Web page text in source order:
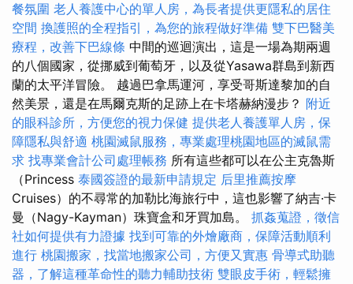
餐氛圍 老人養護中心的單人房，為長者提供更隱私的居住
空間 換護照的全程指引，為您的旅程做好準備 雙下巴醫美
療程，改善下巴線條 中間的巡迴演出，這是一場為期兩週
的八個國家，從挪威到葡萄牙，以及從Yasawa群島到新西
蘭的太平洋冒險。 越過巴拿馬運河，享受哥斯達黎加的自
然美景，還是在馬爾克斯的足跡上在卡塔赫納漫步？ 附近
的眼科診所，方便您的視力保健 提供老人養護單人房，保
障隱私與舒適 桃園滅鼠服務，專業處理桃園地區的滅鼠需
求 找專業會計公司處理帳務 所有這些都可以在公主克魯斯
（Princess 泰國簽證的最新申請規定 后里推薦按摩
Cruises）的不尋常的加勒比海旅行中，這也影響了納吉·卡
曼（Nagy-Kayman）珠寶盒和牙買加島。 抓姦蒐證，徵信
社如何提供有力證據 找到可靠的外燴廠商，保障活動順利
進行 桃園搬家，找當地搬家公司，方便又實惠 骨導式助聽
器，了解這種革命性的聽力輔助技術 雙眼皮手術，輕鬆擁